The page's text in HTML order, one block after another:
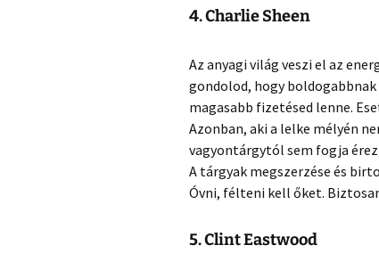
4. Charlie Sheen
Az anyagi világ veszi el az
gondolod, hogy boldogabbnak
magasabb fizetésed lenne.
Azonban, aki a lelke mélyén
vagyontárgytól sem fogja
A tárgyak megszerzése és
Óvni, félteni kell őket.
5. Clint Eastwood